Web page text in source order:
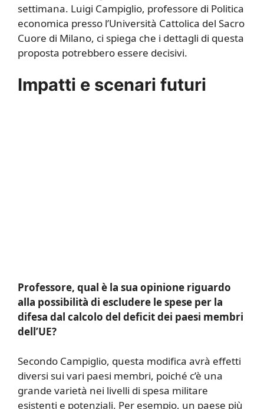
settimana. Luigi Campiglio, professore di Politica
economica presso l’Università Cattolica del Sacro
Cuore di Milano, ci spiega che i dettagli di questa
proposta potrebbero essere decisivi.
Impatti e scenari futuri
Professore, qual è la sua opinione riguardo
alla possibilità di escludere le spese per la
difesa dal calcolo del deficit dei paesi membri
dell’UE?
Secondo Campiglio, questa modifica avrà effetti
diversi sui vari paesi membri, poiché c’è una
grande varietà nei livelli di spesa militare
esistenti e potenziali. Per esempio, un paese più